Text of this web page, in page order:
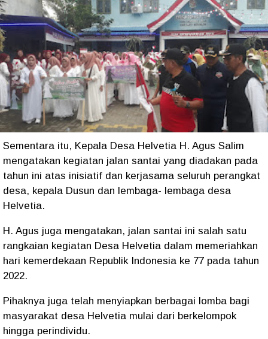
Sementara itu, Kepala Desa Helvetia H. Agus Salim
mengatakan kegiatan jalan santai yang diadakan pada
tahun ini atas inisiatif dan kerjasama seluruh perangkat
desa, kepala Dusun dan lembaga- lembaga desa
Helvetia.
H. Agus juga mengatakan, jalan santai ini salah satu
rangkaian kegiatan Desa Helvetia dalam memeriahkan
hari kemerdekaan Republik Indonesia ke 77 pada tahun
2022.
Pihaknya juga telah menyiapkan berbagai lomba bagi
masyarakat desa Helvetia mulai dari berkelompok
hingga perindividu.